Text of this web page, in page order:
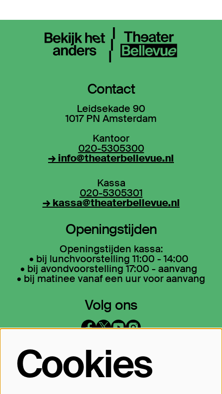
Contact
Leidsekade 90
1017 PN Amsterdam
Kantoor
020-5305300
→ info@theaterbellevue.nl
Kassa
020-5305301
→ kassa@theaterbellevue.nl
Openingstijden
Openingstijden kassa:
• bij lunchvoorstelling 11:00 - 14:00
• bij avondvoorstelling 17:00 - aanvang
• bij matinee vanaf een uur voor aanvang
Volg ons
Op de hoogte blijven?
Cookies